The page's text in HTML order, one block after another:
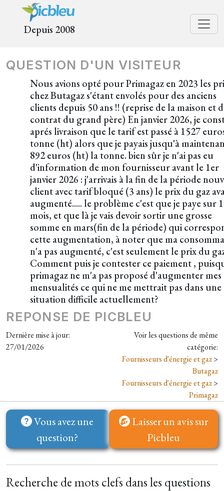
Depuis 2008
QUESTION D'UN VISITEUR
Nous avions opté pour Primagaz en 2023 les
chez Butagaz s'étant envolés pour des anciens
clients depuis 50 ans !! (reprise de la maison et
contrat du grand père) En janvier 2026, je
aprés livraison que le tarif est passé à 1527
tonne (ht) alors que je payais jusqu'à
892 euros (ht) la tonne. bien sûr je n'ai pas eu
d'information de mon fournisseur avant le 1er
janvier 2026 : j'arrivais à la fin de la période
client avec tarif bloqué (3 ans) le prix du gaz
augmenté..... le problème c'est que je paye sur
mois, et que là je vais devoir sortir une grosse
somme en mars(fin de la période) qui
cette augmentation, à noter que ma
n'a pas augmenté, c'est seulement le prix du
Comment puis je contester ce paiement ,
primagaz ne m'a pas proposé d'augmenter mes
mensualités ce qui ne me mettrait pas dans une
situation difficile actuellement?
REPONSE DE PICBLEU
Dernière mise à jour:
27/01/2026
Voir les questions de même
catégorie:
Fournisseurs d'énergie et gaz>
Butagaz
Fournisseurs d'énergie et gaz>
Primagaz
Vous avez une
question?
Laisser un avis sur
Picbleu
Recherche de mots clefs dans les questions